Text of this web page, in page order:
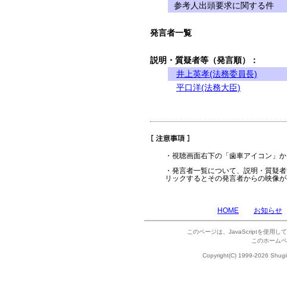
参考人出頭要求に関する件
発言者一覧
説明・質疑者等（発言順）：
井上英孝(法務委員長)
平口洋(法務大臣)
・視聴画面右下の「歯車アイコン」
・発言者一覧について、説明・質疑
リックするとその発言者からの映像が
HOME
お知らせ
このページは、JavaScriptを使用し
このホーム
Copyright(C) 1999-2026